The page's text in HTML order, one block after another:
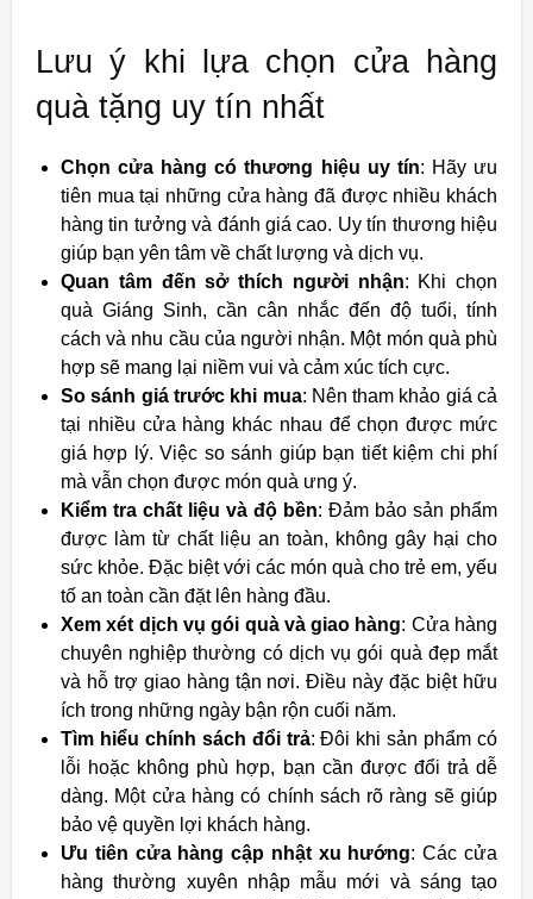
Lưu ý khi lựa chọn cửa hàng
quà tặng uy tín nhất
Chọn cửa hàng có thương hiệu uy tín: Hãy ưu
tiên mua tại những cửa hàng đã được nhiều khách
hàng tin tưởng và đánh giá cao. Uy tín thương hiệu
giúp bạn yên tâm về chất lượng và dịch vụ.
Quan tâm đến sở thích người nhận: Khi chọn
quà Giáng Sinh, cần cân nhắc đến độ tuổi, tính
cách và nhu cầu của người nhận. Một món quà phù
hợp sẽ mang lại niềm vui và cảm xúc tích cực.
So sánh giá trước khi mua: Nên tham khảo giá cả
tại nhiều cửa hàng khác nhau để chọn được mức
giá hợp lý. Việc so sánh giúp bạn tiết kiệm chi phí
mà vẫn chọn được món quà ưng ý.
Kiểm tra chất liệu và độ bền: Đảm bảo sản phẩm
được làm từ chất liệu an toàn, không gây hại cho
sức khỏe. Đặc biệt với các món quà cho trẻ em, yếu
tố an toàn cần đặt lên hàng đầu.
Xem xét dịch vụ gói quà và giao hàng: Cửa hàng
chuyên nghiệp thường có dịch vụ gói quà đẹp mắt
và hỗ trợ giao hàng tận nơi. Điều này đặc biệt hữu
ích trong những ngày bận rộn cuối năm.
Tìm hiểu chính sách đổi trả: Đôi khi sản phẩm có
lỗi hoặc không phù hợp, bạn cần được đổi trả dễ
dàng. Một cửa hàng có chính sách rõ ràng sẽ giúp
bảo vệ quyền lợi khách hàng.
Ưu tiên cửa hàng cập nhật xu hướng: Các cửa
hàng thường xuyên nhập mẫu mới và sáng tạo